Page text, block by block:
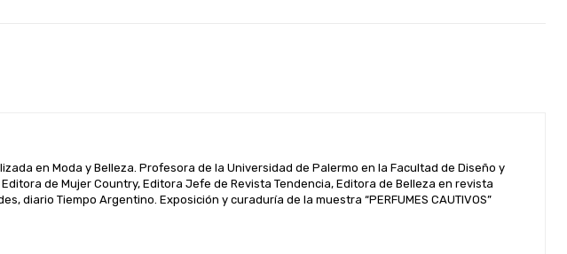
en Moda y Belleza. Profesora de la Universidad de Palermo en la Facultad de Diseño y
de Mujer Country, Editora Jefe de Revista Tendencia, Editora de Belleza en revista
Tiempo Argentino. Exposición y curaduría de la muestra “PERFUMES CAUTIVOS”